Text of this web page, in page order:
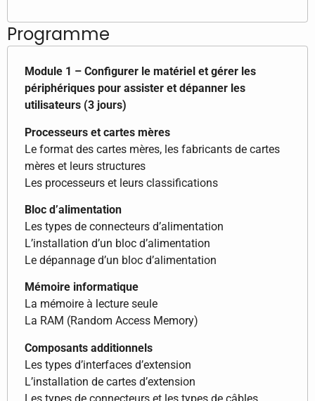
Programme
Module 1 – Configurer le matériel et gérer les
périphériques pour assister et dépanner les
utilisateurs (3 jours)
Processeurs et cartes mères
Le format des cartes mères, les fabricants de cartes
mères et leurs structures
Les processeurs et leurs classifications
Bloc d’alimentation
Les types de connecteurs d’alimentation
L’installation d’un bloc d’alimentation
Le dépannage d’un bloc d’alimentation
Mémoire informatique
La mémoire à lecture seule
La RAM (Random Access Memory)
Composants additionnels
Les types d’interfaces d’extension
L’installation de cartes d’extension